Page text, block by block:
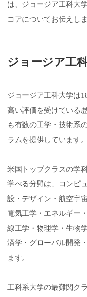
は、ジョージア工科大
コアについてお伝えしま
ジョージア工
ジョージア工科大学は
高い評価を受けている
も有数の工学・技術系
ラムを提供しています。
米国トップクラスの学
学べる分野は、コンピ
設・デザイン・航空宇
電気工学・エネルギー
線工学・物理学・生物
済学・グローバル開発
ます。
工科系大学の最難関ク